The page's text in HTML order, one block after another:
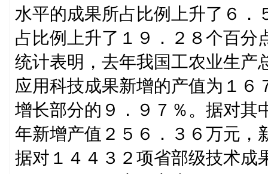
水平的成果所占比例上升了６．
占比例上升了１９．２８个百分
统计表明，去年我国工农业生产
应用科技成果新增的产值为１６
增长部分的９．９７％。据对其
年新增产值２５６．３６万元，
据对１４４３２项省部级技术成